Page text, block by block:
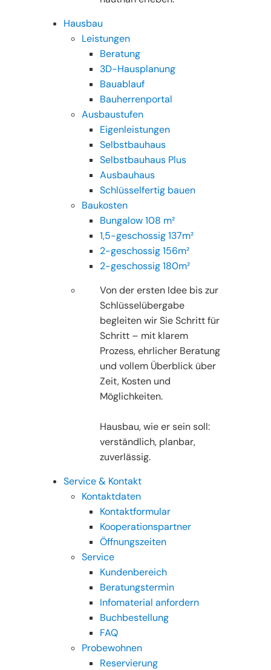
Hausbau
Leistungen
Beratung
3D-Hausplanung
Bauablauf
Bauherrenportal
Ausbaustufen
Eigenleistungen
Selbstbauhaus
Selbstbauhaus Plus
Ausbauhaus
Schlüsselfertig bauen
Baukosten
Bungalow 108 m²
1,5-geschossig 137m²
2-geschossig 156m²
2-geschossig 180m²
Von der ersten Idee bis zur
Schlüsselübergabe
begleiten wir Sie Schritt für
Schritt – mit klarem
Prozess, ehrlicher Beratung
und vollem Überblick über
Zeit, Kosten und
Möglichkeiten.
Hausbau, wie er sein soll:
verständlich, planbar,
zuverlässig.
Service & Kontakt
Kontaktdaten
Kontaktformular
Kooperationspartner
Öffnungszeiten
Service
Kundenbereich
Beratungstermin
Infomaterial anfordern
Buchbestellung
FAQ
Probewohnen
Reservierung